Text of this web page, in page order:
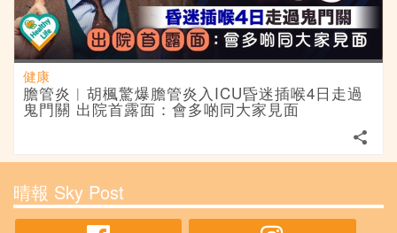
健康
膽管炎︱胡楓驚爆膽管炎入ICU昏迷插喉4日走過
鬼門關 出院首露面：會多啲同大家見面
晴報 Sky Post